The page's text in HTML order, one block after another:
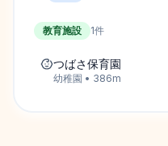
教育施設 1件
つばさ保育園
幼稚園 • 386m